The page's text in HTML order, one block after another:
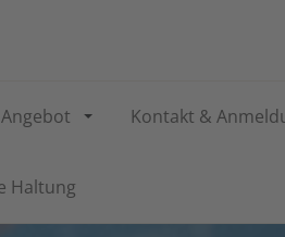
Kontakt &
Haltung